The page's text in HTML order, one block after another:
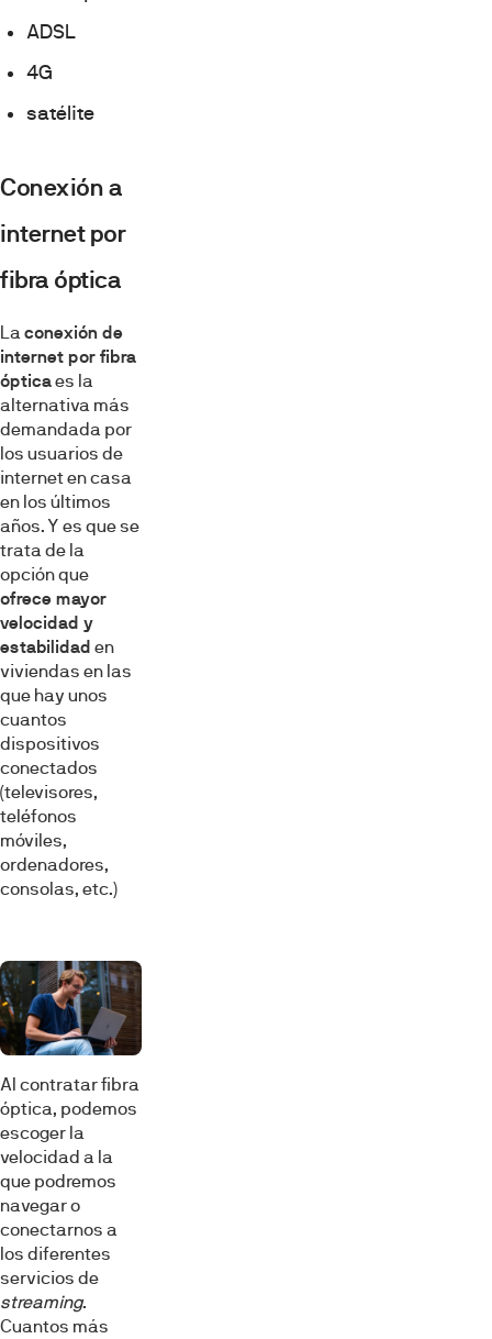
ADSL
4G
satélite
Conexión a
internet por
fibra óptica
Laconexión de
internet por fibra
ópticaes la
alternativa más
demandada por
los usuarios de
internet en casa
en los últimos
años. Y es que se
trata de la
opción que
ofrece mayor
velocidad y
estabilidad en
viviendas en las
que hay unos
cuantos
dispositivos
conectados
(televisores,
teléfonos
móviles,
ordenadores,
consolas, etc.)
Al contratar fibra
óptica, podemos
escoger la
velocidad a la
que podremos
navegar o
conectarnos a
los diferentes
servicios de
streaming.
Cuantos más